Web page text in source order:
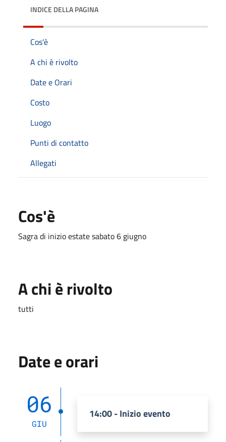
INDICE DELLA PAGINA
Cos'è
A chi è rivolto
Date e Orari
Costo
Luogo
Punti di contatto
Allegati
Cos'è
Sagra di inizio estate sabato 6 giugno
A chi è rivolto
tutti
Date e orari
06
GIU
14:00 - Inizio evento